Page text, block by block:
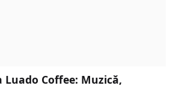
Luado Coffee: Muzică,